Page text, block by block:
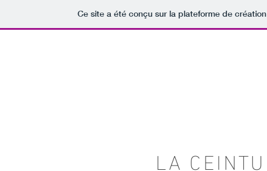
Ce site a été conçu sur la plateforme de
LA